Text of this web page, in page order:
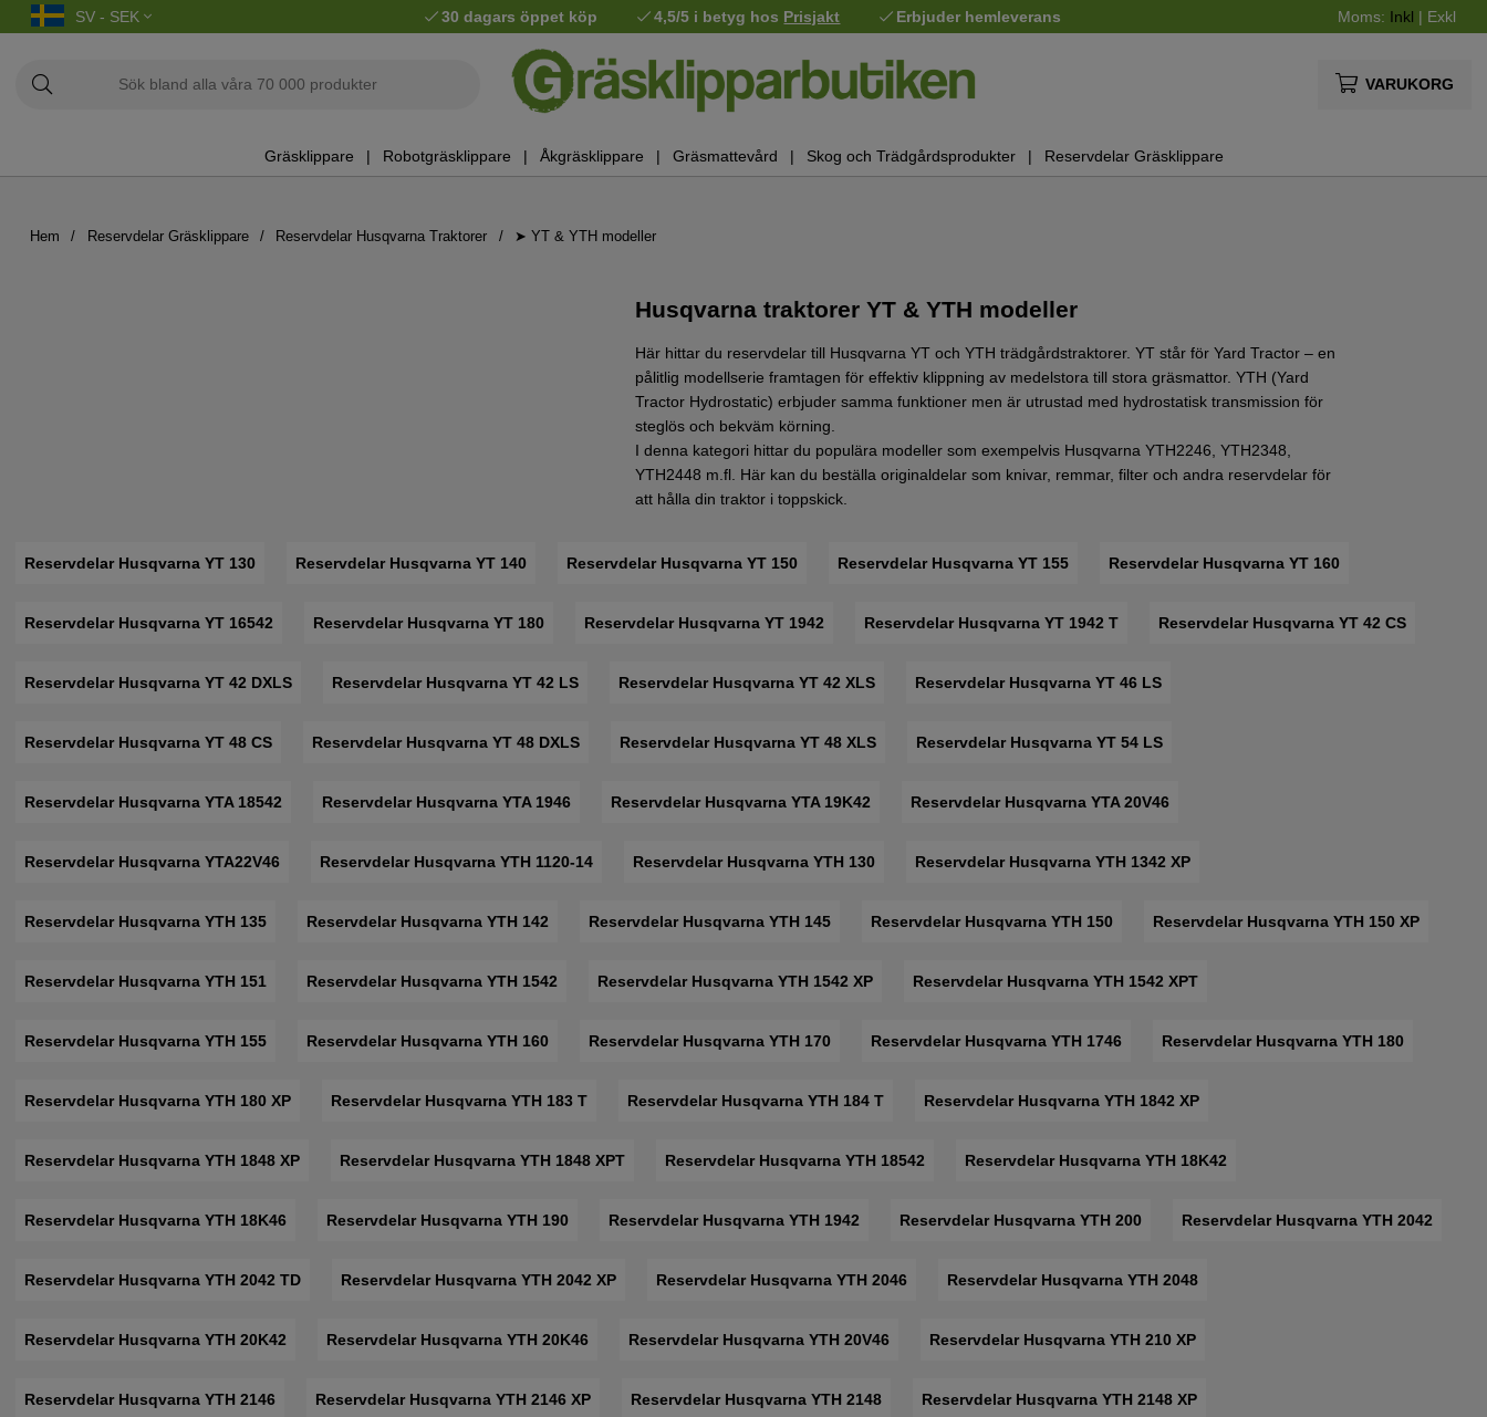
SV - SEK 30 dagars öppet köp 4,5/5 i betyg hos Prisjakt Erbjuder hemleverans Moms: Inkl | Exkl
VARUKORG
Gräsklippare Robotgräsklippare Åkgräsklippare Gräsmattevård Skog och Trädgårdsprodukter Reservdelar Gräsklippare
Hem Reservdelar Gräsklippare Reservdelar Husqvarna Traktorer ➤ YT & YTH modeller
Husqvarna traktorer YT & YTH modeller
Här hittar du reservdelar till Husqvarna YT och YTH trädgårdstraktorer. YT står för Yard Tractor – en
pålitlig modellserie framtagen för effektiv klippning av medelstora till stora gräsmattor. YTH (Yard
Tractor Hydrostatic) erbjuder samma funktioner men är utrustad med hydrostatisk transmission för
steglös och bekväm körning.
I denna kategori hittar du populära modeller som exempelvis Husqvarna YTH2246, YTH2348,
YTH2448 m.fl. Här kan du beställa originaldelar som knivar, remmar, filter och andra reservdelar för
att hålla din traktor i toppskick.
Reservdelar Husqvarna YT 130 Reservdelar Husqvarna YT 140 Reservdelar Husqvarna YT 150 Reservdelar Husqvarna YT 155 Reservdelar Husqvarna YT 160
Reservdelar Husqvarna YT 16542 Reservdelar Husqvarna YT 180 Reservdelar Husqvarna YT 1942 Reservdelar Husqvarna YT 1942 T Reservdelar Husqvarna YT 42 CS
Reservdelar Husqvarna YT 42 DXLS Reservdelar Husqvarna YT 42 LS Reservdelar Husqvarna YT 42 XLS Reservdelar Husqvarna YT 46 LS
Reservdelar Husqvarna YT 48 CS Reservdelar Husqvarna YT 48 DXLS Reservdelar Husqvarna YT 48 XLS Reservdelar Husqvarna YT 54 LS
Reservdelar Husqvarna YTA 18542 Reservdelar Husqvarna YTA 1946 Reservdelar Husqvarna YTA 19K42 Reservdelar Husqvarna YTA 20V46
Reservdelar Husqvarna YTA22V46 Reservdelar Husqvarna YTH 1120-14 Reservdelar Husqvarna YTH 130 Reservdelar Husqvarna YTH 1342 XP
Reservdelar Husqvarna YTH 135 Reservdelar Husqvarna YTH 142 Reservdelar Husqvarna YTH 145 Reservdelar Husqvarna YTH 150 Reservdelar Husqvarna YTH 150 XP
Reservdelar Husqvarna YTH 151 Reservdelar Husqvarna YTH 1542 Reservdelar Husqvarna YTH 1542 XP Reservdelar Husqvarna YTH 1542 XPT
Reservdelar Husqvarna YTH 155 Reservdelar Husqvarna YTH 160 Reservdelar Husqvarna YTH 170 Reservdelar Husqvarna YTH 1746 Reservdelar Husqvarna YTH 180
Reservdelar Husqvarna YTH 180 XP Reservdelar Husqvarna YTH 183 T Reservdelar Husqvarna YTH 184 T Reservdelar Husqvarna YTH 1842 XP
Reservdelar Husqvarna YTH 1848 XP Reservdelar Husqvarna YTH 1848 XPT Reservdelar Husqvarna YTH 18542 Reservdelar Husqvarna YTH 18K42
Reservdelar Husqvarna YTH 18K46 Reservdelar Husqvarna YTH 190 Reservdelar Husqvarna YTH 1942 Reservdelar Husqvarna YTH 200 Reservdelar Husqvarna YTH 2042
Reservdelar Husqvarna YTH 2042 TD Reservdelar Husqvarna YTH 2042 XP Reservdelar Husqvarna YTH 2046 Reservdelar Husqvarna YTH 2048
Reservdelar Husqvarna YTH 20K42 Reservdelar Husqvarna YTH 20K46 Reservdelar Husqvarna YTH 20V46 Reservdelar Husqvarna YTH 210 XP
Reservdelar Husqvarna YTH 2146 Reservdelar Husqvarna YTH 2146 XP Reservdelar Husqvarna YTH 2148 Reservdelar Husqvarna YTH 2148 XP